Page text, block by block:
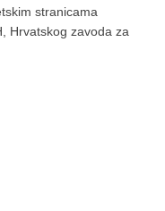
stranicama
Hrvatskog zavoda za